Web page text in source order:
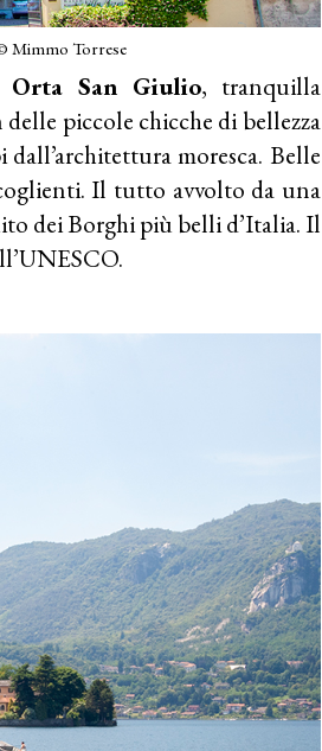
Mimmo Torrese
Orta San Giulio, tranquilla
piccole chicche di bellezza
moresca. Belle
Il tutto avvolto da una
dei Borghi più belli d’Italia. Il